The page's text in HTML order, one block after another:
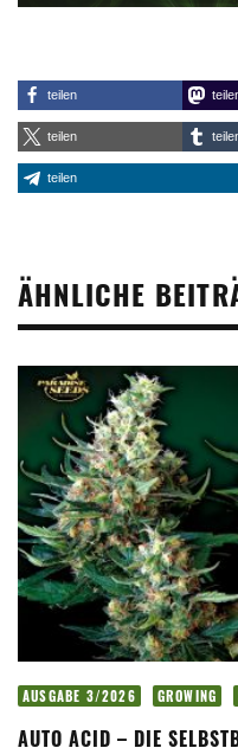
teilen
teilen
teilen
ÄHNLICHE
AUSGABE 3/2026 GROWING
AUTO ACID – DIE